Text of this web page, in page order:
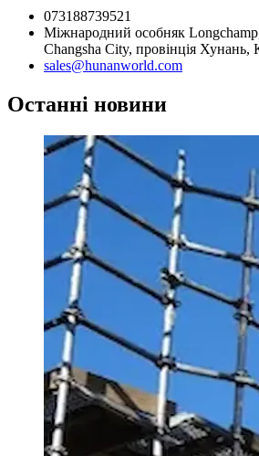
073188739521
Міжнародний особняк
Changsha City, провінція Хунань,
sales@hunanworld.com
Останні новини